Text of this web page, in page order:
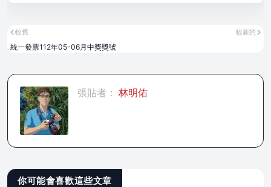
較新的
較舊
統一發票112年05-06月中獎獎號
張貼者： 林明佑
你可能會喜歡這些文章